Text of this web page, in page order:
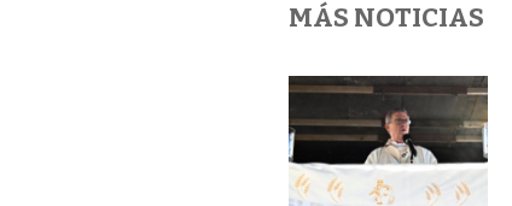
MÁS NOTICIAS